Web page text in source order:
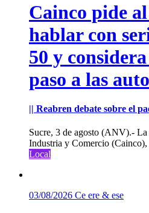
Cainco pide
hablar con
50 y
paso a las
|| Reabren debate sobre el
Sucre, 3 de agosto (ANV).- La
Industria y Comercio (Cainco),
Local
03/08/2026 Ce ere & ese